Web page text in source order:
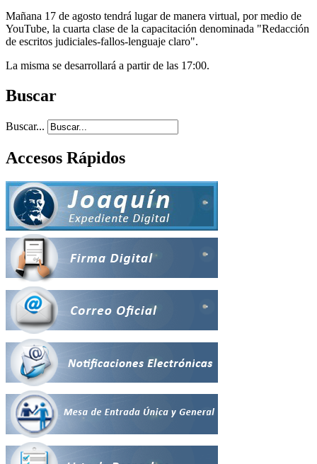
Mañana 17 de agosto tendrá lugar de manera virtual, por medio de
YouTube, la cuarta clase de la capacitación denominada "Redacción
de escritos judiciales-fallos-lenguaje claro".
La misma se desarrollará a partir de las 17:00.
Buscar
Buscar...
Accesos Rápidos